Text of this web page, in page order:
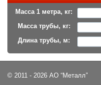
Масса 1 метра, кг:
Масса трубы, кг:
Длина трубы, м:
© 2011 - 2026 АО “Металл”